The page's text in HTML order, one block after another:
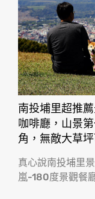
南投埔里超推
咖啡廳，山景
角，無敵大草
真心說南投埔里
嵐-180度景觀餐